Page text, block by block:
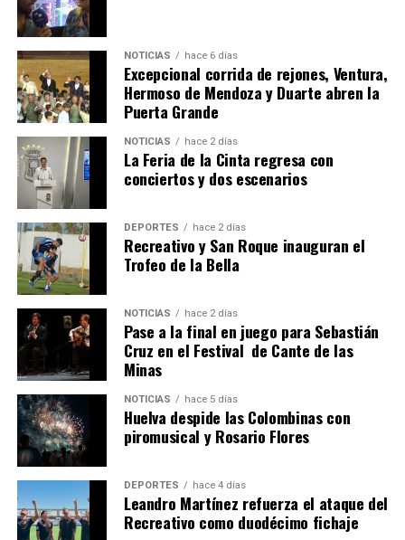
4º DÍA DE LAS FIESTAS COLOMBINAS 2026
hace 1 semana · Huelvatv
SEXTA CORRIDA DE LAS FIESTAS COLOMBINAS
2026
hace 5 días· Huelvatv
NOTICIAS hace 6 días
Excepcional corrida de rejones, Ventura,
Hermoso de Mendoza y Duarte abren la
Puerta Grande
NOTICIAS hace 2 días
La Feria de la Cinta regresa con
conciertos y dos escenarios
DEPORTES hace 2 días
Recreativo y San Roque inauguran el
Trofeo de la Bella
NOTICIAS hace 2 días
Pase a la final en juego para Sebastián
Cruz en el Festival de Cante de las
Minas
NOTICIAS hace 5 días
Huelva despide las Colombinas con
piromusical y Rosario Flores
DEPORTES hace 4 días
Leandro Martínez refuerza el ataque del
Recreativo como duodécimo fichaje